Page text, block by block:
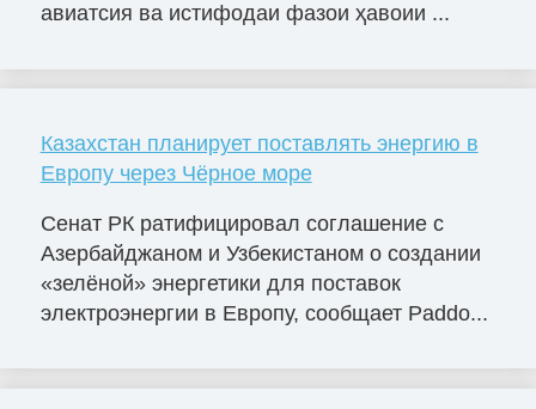
авиатсия ва истифодаи фазои ҳавоии ...
Казахстан планирует поставлять энергию в
Европу через Чёрное море
Сенат РК ратифицировал соглашение с
Азербайджаном и Узбекистаном о создании
«зелёной» энергетики для поставок
электроэнергии в Европу, сообщает Paddo...